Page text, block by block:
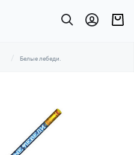
Белые лебеди.